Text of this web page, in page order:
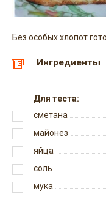
Без особых хлопот
Ингредиенты
Для теста:
сметана
майонез
яйца
соль
мука